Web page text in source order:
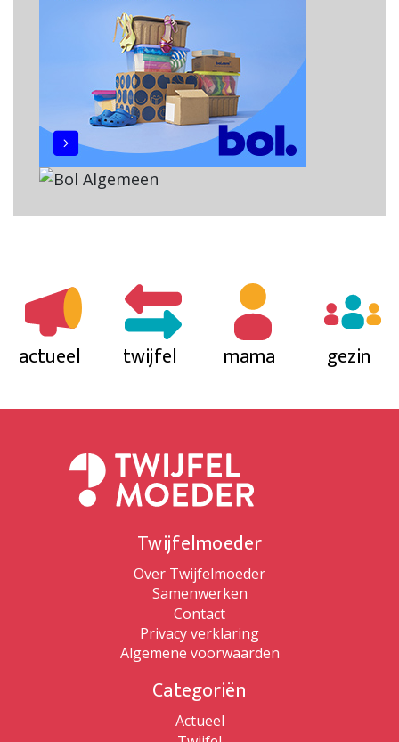
actueel twijfel mama gezin
Twijfelmoeder
Over Twijfelmoeder
Samenwerken
Contact
Privacy verklaring
Algemene voorwaarden
Categoriën
Actueel